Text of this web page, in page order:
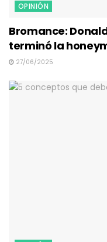
OPINIÓN
Bromance:
terminó la
27/06/2025